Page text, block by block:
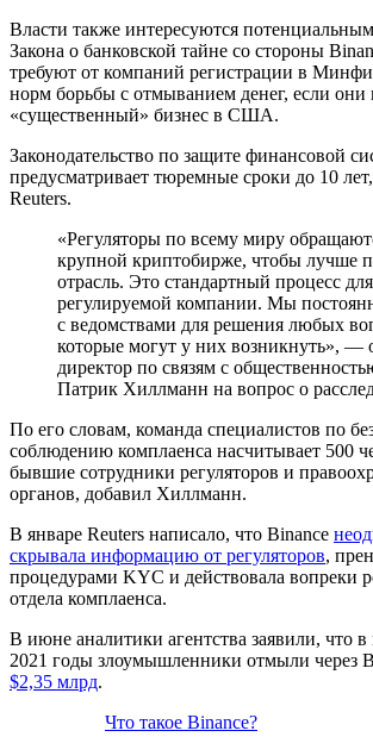
Власти также интересуются
Закона о банковской тайне со стороны
требуют от компаний регистрации в
норм борьбы с отмыванием денег, если они
«существенный» бизнес в США.
Законодательство по защите финансовой
предусматривает тюремные сроки до 10
Reuters.
«Регуляторы по всему миру
крупной криптобирже, чтобы лучше
отрасль. Это стандартный процесс
регулируемой компании. Мы
с ведомствами для решения любых
которые могут у них возникнуть», —
директор по связям с
Патрик Хиллманн на вопрос о
По его словам, команда специалистов по
соблюдению комплаенса насчитывает 500
бывшие сотрудники регуляторов и
органов, добавил Хиллманн.
В январе Reuters написало, что Binance
скрывала информацию от регуляторов,
процедурами KYC и действовала вопреки
отдела комплаенса.
В июне аналитики агентства заявили, что в
2021 годы злоумышленники отмыли через
$2,35 млрд.
Что такое Binance?